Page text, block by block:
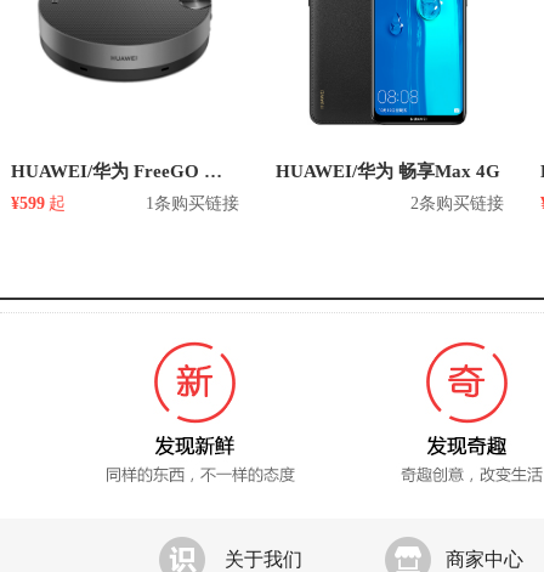
HUAWEI/华为 FreeGO 蓝牙音箱
¥599 起 1条购买链接
HUAWEI/华为 畅享Max 4G
2条购买链接
关于我们 商家中心